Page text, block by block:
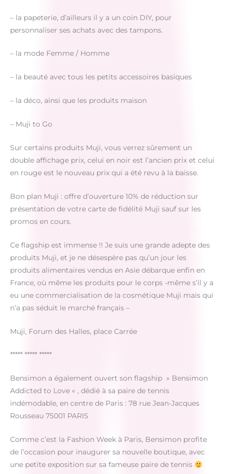
– la papeterie, d’ailleurs il y a un coin DIY, pour
personnaliser ses achats avec des tampons.
– la mode Femme / Homme
– la beauté avec tous les petits accessoires basiques
– la déco, ainsi que les produits maison
– Muji to Go
Sur certains produits Muji, vous verrez sûrement un
double affichage prix, celui en noir est l’ancien prix et celui
en rouge est le nouveau prix qui a été revu à la baisse.
Bon plan Muji : offre d’ouverture 10% de réduction sur
présentation de votre carte de fidélité Muji sauf sur les
promos en cours.
Ce flagship est immense !! Je suis une grande adepte des
produits Muji, et je ne désespère pas qu’un jour les
produits alimentaires vendus en Asie débarque enfin en
France, où même les produits pour le corps -même s’il y a
eu une commercialisation de la cosmétique Muji mais qui
n’a pas séduit le marché français –
Muji, Forum des Halles, place Carrée
***** ***** *****
Bensimon a également ouvert son flagship » Bensimon
Addicted to Love « , dédié à sa paire de tennis
indémodable, en centre de Paris : 78 rue Jean-Jacques
Rousseau 75001 PARIS
Comme c’est la Fashion Week à Paris, Bensimon profite
de l’occasion pour inaugurer sa nouvelle boutique, avec
une petite exposition sur sa fameuse paire de tennis